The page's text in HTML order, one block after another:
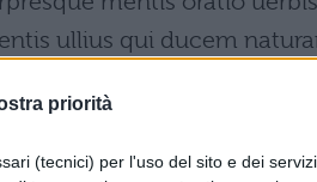
priorità
(tecnici) per l'uso del sito e dei
ullius qui ducem